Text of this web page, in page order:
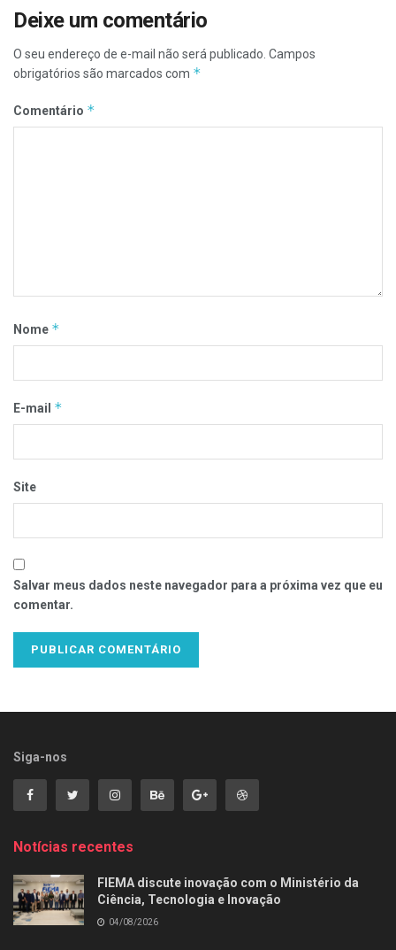
Deixe um comentário
O seu endereço de e-mail não será publicado. Campos
obrigatórios são marcados com *
Comentário *
Nome *
E-mail *
Site
Salvar meus dados neste navegador para a próxima vez que eu
comentar.
Siga-nos
Notícias recentes
FIEMA discute inovação com o Ministério da
Ciência, Tecnologia e Inovação
04/08/2026